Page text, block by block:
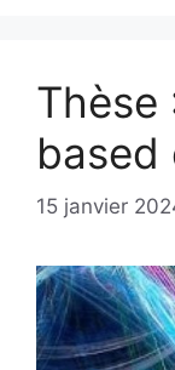
Thèse
based
15 janvier